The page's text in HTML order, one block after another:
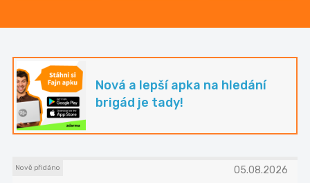
Nová a lepší apka na hledání
brigád je tady!
Nově přidáno 05.08.2026